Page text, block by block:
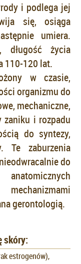
i podlega jej
się, osiąga
umiera.
długość życia
110-120 lat.
w czasie,
organizmu do
mechaniczne,
zaniku i rozpadu
do syntezy,
Te zaburzenia
do
gerontologią.
skóry:
estrogenów),